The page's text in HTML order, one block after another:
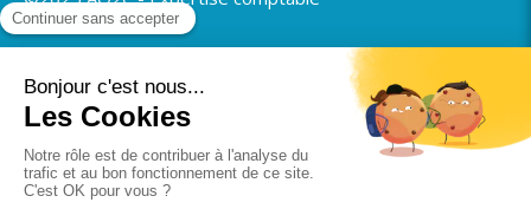
Politique de confidentialité